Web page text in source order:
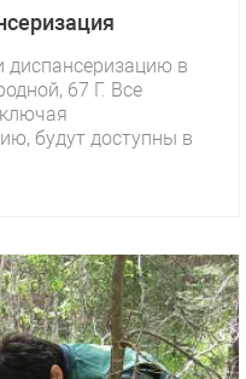
в
67 Г. Все
будут доступны в